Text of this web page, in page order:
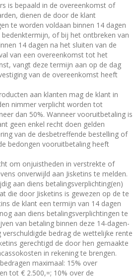
is bepaald in de overeenkomst of
dienen de door de klant
te worden voldaan binnen 14 dagen
of bij het ontbreken van
14 dagen na het sluiten van de
van een overeenkomst tot het
vangt deze termijn aan op de dag
van de overeenkomst heeft
aan klanten mag de klant in
nimmer verplicht worden tot
dan 50%. Wanneer vooruitbetaling is
geen enkel recht doen gelden
van de desbetreffende bestelling of
bedongen vooruitbetaling heeft
om onjuistheden in verstrekte of
onverwijld aan Jisketins te melden.
aan diens betalingsverplichting(en)
die door Jisketins is gewezen op de te
de klant een termijn van 14 dagen
aan diens betalingsverplichtingen te
van betaling binnen deze 14-dagen-
bedrag de wettelijke rente
gerechtigd de door hen gemaakte
in rekening te brengen.
maximaal: 15% over
tot € 2.500,=; 10% over de